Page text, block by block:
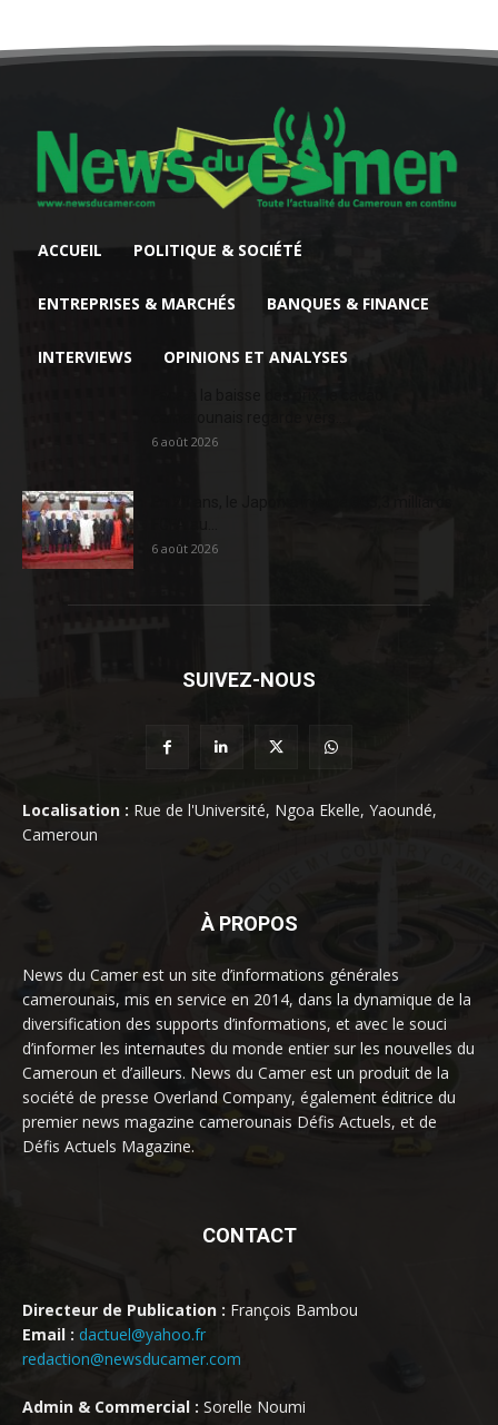
ACCUEIL POLITIQUE & SOCIÉTÉ
ENTREPRISES & MARCHÉS BANQUES & FINANCE
INTERVIEWS OPINIONS ET ANALYSES
6 août 2026
6 août 2026
SUIVEZ-NOUS
Localisation : Rue de l'Université, Ngoa Ekelle, Yaoundé,
Cameroun
À PROPOS
News du Camer est un site d’informations générales
camerounais, mis en service en 2014, dans la dynamique de la
diversification des supports d’informations, et avec le souci
d’informer les internautes du monde entier sur les nouvelles du
Cameroun et d’ailleurs. News du Camer est un produit de la
société de presse Overland Company, également éditrice du
premier news magazine camerounais Défis Actuels, et de
Défis Actuels Magazine.
CONTACT
Directeur de Publication : François Bambou
Email : dactuel@yahoo.fr
redaction@newsducamer.com
Admin & Commercial : Sorelle Noumi